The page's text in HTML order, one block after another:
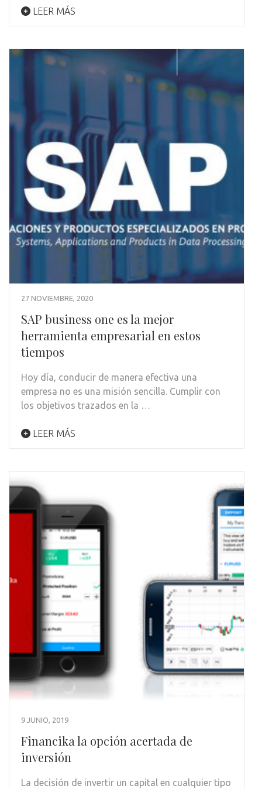
LEER MÁS
27 NOVIEMBRE, 2020
SAP business one es la mejor
herramienta empresarial en estos
tiempos
Hoy día, conducir de manera efectiva una
empresa no es una misión sencilla. Cumplir con
los objetivos trazados en la …
LEER MÁS
9 JUNIO, 2019
Financika la opción acertada de
inversión
La decisión de invertir un capital en cualquier tipo